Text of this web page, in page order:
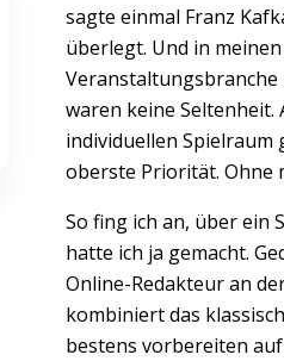
sagte einmal Franz
überlegt. Und in
Veranstaltungsbranche
waren keine Seltenheit.
individuellen Spielraum
oberste Priorität. Ohne
So fing ich an, über ein
hatte ich ja gemacht.
Online-Redakteur an
kombiniert das
bestens vorbereiten